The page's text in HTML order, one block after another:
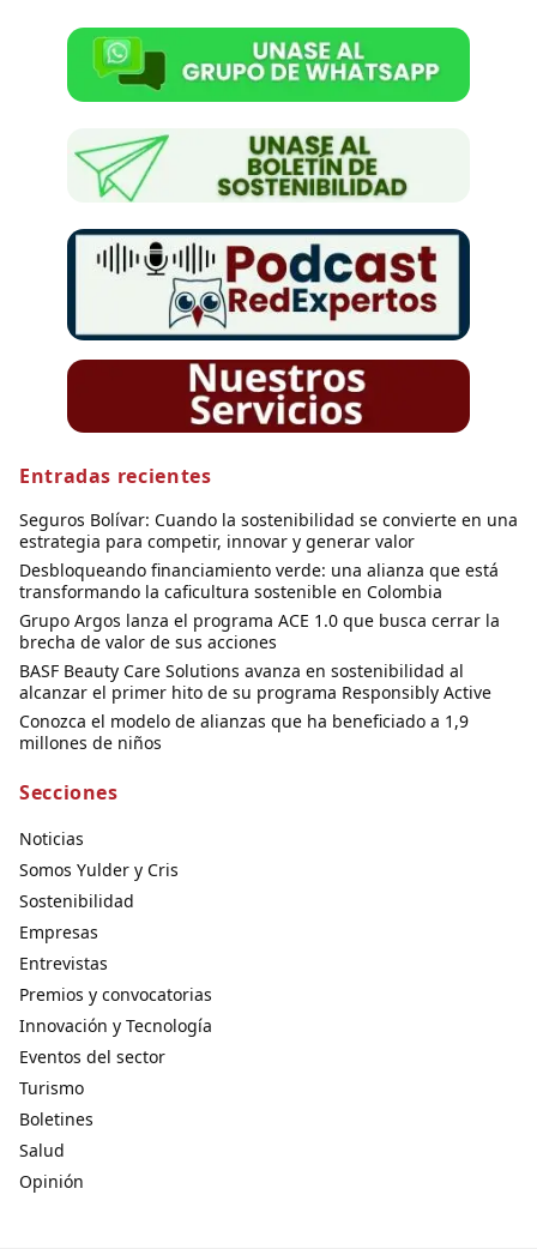
Entradas recientes
Seguros Bolívar: Cuando la sostenibilidad se convierte en una
estrategia para competir, innovar y generar valor
Desbloqueando financiamiento verde: una alianza que está
transformando la caficultura sostenible en Colombia
Grupo Argos lanza el programa ACE 1.0 que busca cerrar la
brecha de valor de sus acciones
BASF Beauty Care Solutions avanza en sostenibilidad al
alcanzar el primer hito de su programa Responsibly Active
Conozca el modelo de alianzas que ha beneficiado a 1,9
millones de niños
Secciones
Noticias
Somos Yulder y Cris
Sostenibilidad
Empresas
Entrevistas
Premios y convocatorias
Innovación y Tecnología
Eventos del sector
Turismo
Boletines
Salud
Opinión